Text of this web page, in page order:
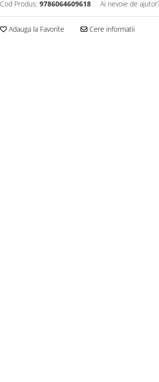
Cod Produs: 9786064609618 Ai nevoie de
Adauga la Favorite Cere informatii